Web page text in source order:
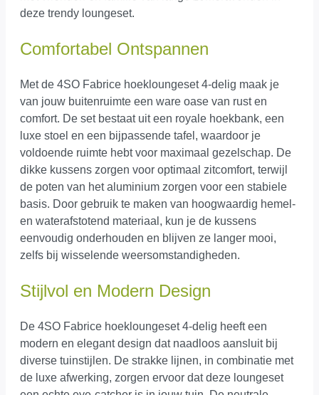
deze trendy loungeset.
Comfortabel Ontspannen
Met de 4SO Fabrice hoekloungeset 4-delig maak je
van jouw buitenruimte een ware oase van rust en
comfort. De set bestaat uit een royale hoekbank, een
luxe stoel en een bijpassende tafel, waardoor je
voldoende ruimte hebt voor maximaal gezelschap. De
dikke kussens zorgen voor optimaal zitcomfort, terwijl
de poten van het aluminium zorgen voor een stabiele
basis. Door gebruik te maken van hoogwaardig hemel-
en waterafstotend materiaal, kun je de kussens
eenvoudig onderhouden en blijven ze langer mooi,
zelfs bij wisselende weersomstandigheden.
Stijlvol en Modern Design
De 4SO Fabrice hoekloungeset 4-delig heeft een
modern en elegant design dat naadloos aansluit bij
diverse tuinstijlen. De strakke lijnen, in combinatie met
de luxe afwerking, zorgen ervoor dat deze loungeset